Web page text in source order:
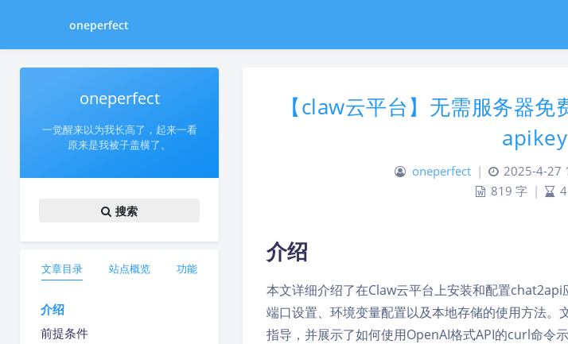
oneperfect
oneperfect
一觉醒来以为我长高了，起来一看
原来是我被子盖横了。
搜索
文章目录 站点概览 功能
介绍
前提条件
【claw云平台】无需服务器
apikey
oneperfect | 2025-4-27
819 字 |
介绍
本文详细介绍了在Claw云平台上安装和配置chat2api
端口设置、环境变量配置以及本地存储的使用方法。
指导，并展示了如何使用OpenAI格式API的curl命令